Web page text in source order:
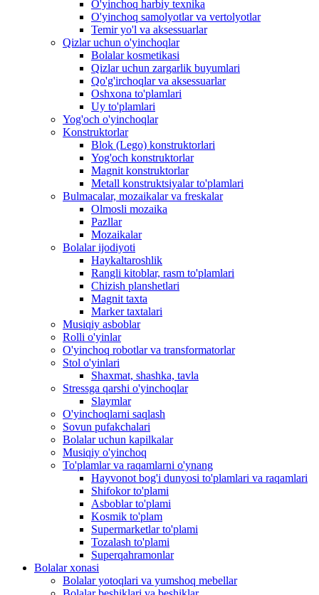
O'yinchoq harbiy texnika
O'yinchoq samolyotlar va vertolyotlar
Temir yo'l va aksessuarlar
Qizlar uchun o'yinchoqlar
Bolalar kosmetikasi
Qizlar uchun zargarlik buyumlari
Qo'g'irchoqlar va aksessuarlar
Oshxona to'plamlari
Uy to'plamlari
Yog'och o'yinchoqlar
Konstruktorlar
Blok (Lego) konstruktorlari
Yog'och konstruktorlar
Magnit konstruktorlar
Metall konstruktsiyalar to'plamlari
Bulmacalar, mozaikalar va freskalar
Olmosli mozaika
Pazllar
Mozaikalar
Bolalar ijodiyoti
Haykaltaroshlik
Rangli kitoblar, rasm to'plamlari
Chizish planshetlari
Magnit taxta
Marker taxtalari
Musiqiy asboblar
Rolli o'yinlar
O'yinchoq robotlar va transformatorlar
Stol o'yinlari
Shaxmat, shashka, tavla
Stressga qarshi o'yinchoqlar
Slaymlar
O'yinchoqlarni saqlash
Sovun pufakchalari
Bolalar uchun kapilkalar
Musiqiy o'yinchoq
To'plamlar va raqamlarni o'ynang
Hayvonot bog'i dunyosi to'plamlari va raqamlari
Shifokor to'plami
Asboblar to'plami
Kosmik to'plam
Supermarketlar to'plami
Tozalash to'plami
Superqahramonlar
Bolalar xonasi
Bolalar yotoqlari va yumshoq mebellar